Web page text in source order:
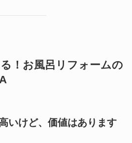
！お風呂リフォームの
いけど、価値はあります